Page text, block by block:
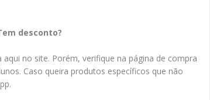
desconto?
no site. Porém, verifique na página de compra
Caso queira produtos específicos que não